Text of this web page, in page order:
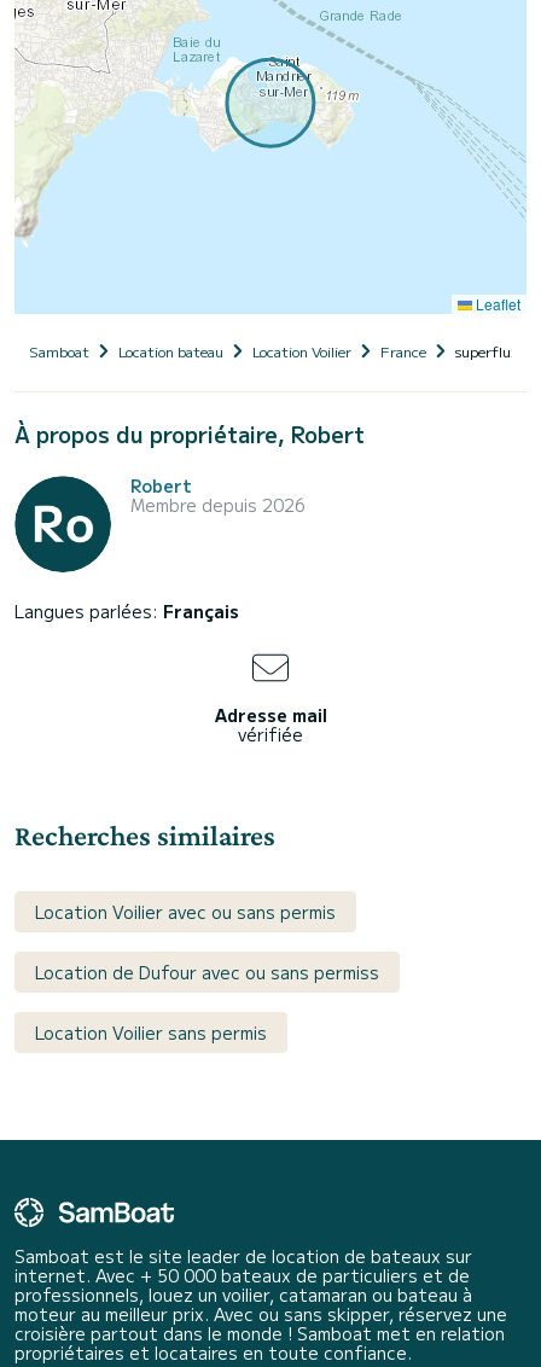
Leaflet
Samboat Location bateau Location Voilier France superflux 2
À propos du propriétaire, Robert
Robert
Membre depuis 2026
Langues parlées: Français
Adresse mail
vérifiée
Recherches similaires
Location Voilier avec ou sans permis
Location de Dufour avec ou sans permiss
Location Voilier sans permis
Samboat est le site leader de location de bateaux sur
internet. Avec + 50 000 bateaux de particuliers et de
professionnels, louez un voilier, catamaran ou bateau à
moteur au meilleur prix. Avec ou sans skipper, réservez une
croisière partout dans le monde ! Samboat met en relation
propriétaires et locataires en toute confiance.